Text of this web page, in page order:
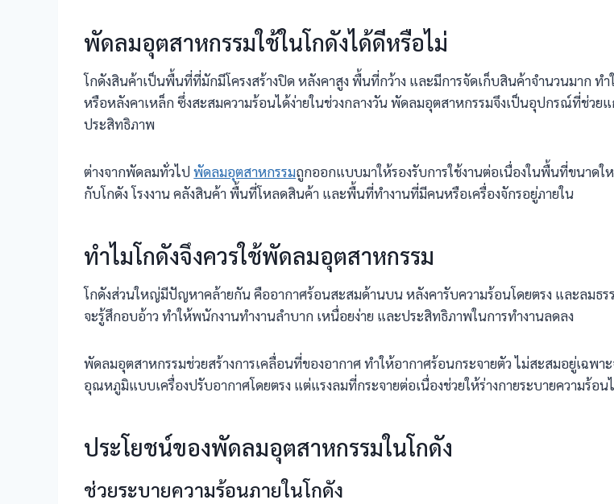
พัดลมอุตสาหกรรมใช้ในโกดังได้ดีหรือไม่
โกดังสินค้าเป็นพื้นที่ที่มักมีโครงสร้างปิด หลังคาสูง พื้นที่กว้าง และมีการจัดเก็บสินค้าจำนวนมาก ท
หรือหลังคาเหล็ก ซึ่งสะสมความร้อนได้ง่ายในช่วงกลางวัน พัดลมอุตสาหกรรมจึงเป็นอุปกรณ์ที่ช่วย
ประสิทธิภาพ
ต่างจากพัดลมทั่วไปพัดลมอุตสาหกรรมถูกออกแบบมาให้รองรับการใช้งานต่อเนื่องในพื้นที่ขนาดใ
กับโกดัง โรงงาน คลังสินค้า พื้นที่โหลดสินค้า และพื้นที่ทำงานที่มีคนหรือเครื่องจักรอยู่ภายใน
ทำไมโกดังจึงควรใช้พัดลมอุตสาหกรรม
โกดังส่วนใหญ่มีปัญหาคล้ายกัน คืออากาศร้อนสะสมด้านบน หลังคารับความร้อนโดยตรง และลมธ
จะรู้สึกอบอ้าว ทำให้พนักงานทำงานลำบาก เหนื่อยง่าย และประสิทธิภาพในการทำงานลดลง
พัดลมอุตสาหกรรมช่วยสร้างการเคลื่อนที่ของอากาศ ทำให้อากาศร้อนกระจายตัว ไม่สะสมอยู่เฉ
อุณหภูมิแบบเครื่องปรับอากาศโดยตรง แต่แรงลมที่กระจายต่อเนื่องช่วยให้ร่างกายระบายความร้อ
ประโยชน์ของพัดลมอุตสาหกรรมในโกดัง
ช่วยระบายความร้อนภายในโกดัง